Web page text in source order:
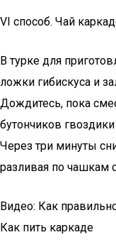
VI cпособ. Чай
В турке для
ложки гибискуса и
Дождитесь, пока
бутончиков
Через три минуты
разливая по чашкам
Видео: Как
Как пить каркаде